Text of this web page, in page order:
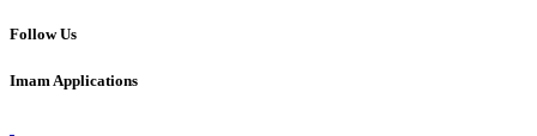
Follow Us
Imam Applications